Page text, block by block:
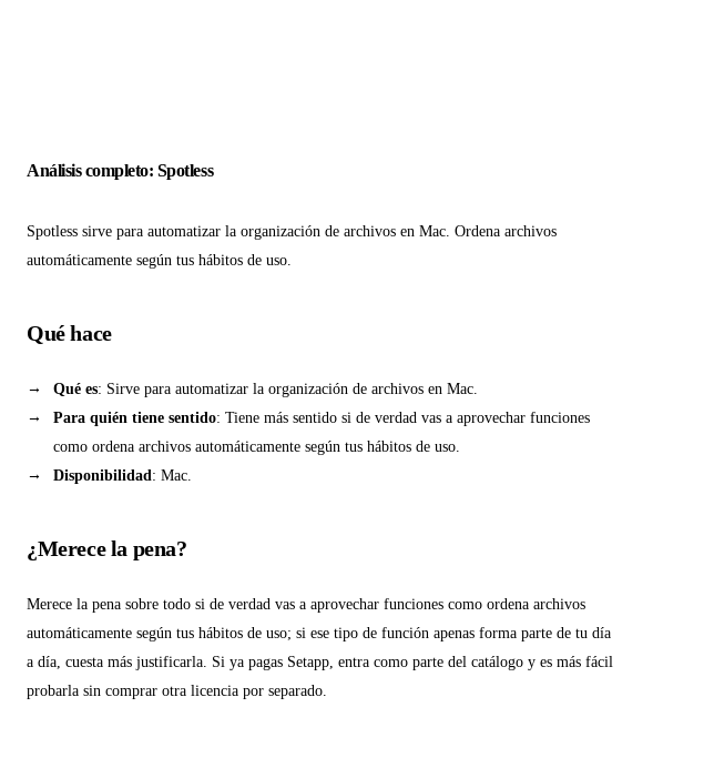
Análisis completo: Spotless
Spotless sirve para automatizar la organización de archivos en Mac. Ordena archivos
automáticamente según tus hábitos de uso.
Qué hace
Qué es: Sirve para automatizar la organización de archivos en Mac.
Para quién tiene sentido: Tiene más sentido si de verdad vas a aprovechar funciones
como ordena archivos automáticamente según tus hábitos de uso.
Disponibilidad: Mac.
¿Merece la pena?
Merece la pena sobre todo si de verdad vas a aprovechar funciones como ordena archivos
automáticamente según tus hábitos de uso; si ese tipo de función apenas forma parte de tu día
a día, cuesta más justificarla. Si ya pagas Setapp, entra como parte del catálogo y es más fácil
probarla sin comprar otra licencia por separado.